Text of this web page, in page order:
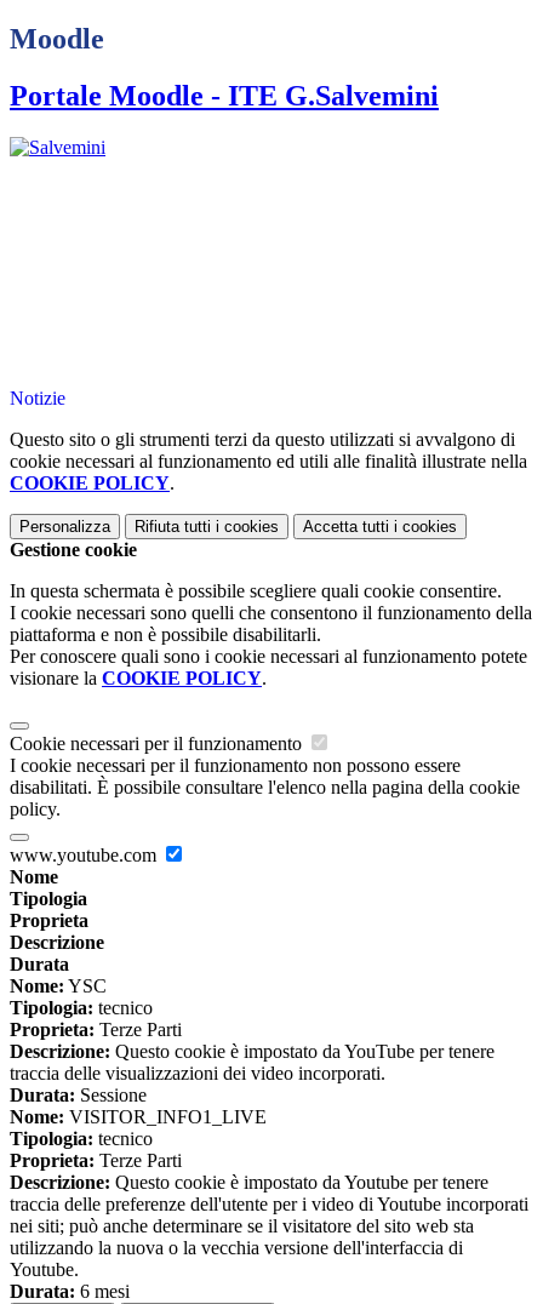
Moodle
Portale Moodle - ITE G.Salvemini
Notizie
Questo sito o gli strumenti terzi da questo utilizzati si avvalgono di
cookie necessari al funzionamento ed utili alle finalità illustrate nella
COOKIE POLICY.
Personalizza Rifiuta tutti i cookies Accetta tutti i cookies
Gestione cookie
In questa schermata è possibile scegliere quali cookie consentire.
I cookie necessari sono quelli che consentono il funzionamento della
piattaforma e non è possibile disabilitarli.
Per conoscere quali sono i cookie necessari al funzionamento potete
visionare la COOKIE POLICY.
Cookie necessari per il funzionamento
I cookie necessari per il funzionamento non possono essere
disabilitati. È possibile consultare l'elenco nella pagina della cookie
policy.
www.youtube.com
Nome
Tipologia
Proprieta
Descrizione
Durata
Nome: YSC
Tipologia: tecnico
Proprieta: Terze Parti
Descrizione: Questo cookie è impostato da YouTube per tenere
traccia delle visualizzazioni dei video incorporati.
Durata: Sessione
Nome: VISITOR_INFO1_LIVE
Tipologia: tecnico
Proprieta: Terze Parti
Descrizione: Questo cookie è impostato da Youtube per tenere
traccia delle preferenze dell'utente per i video di Youtube incorporati
nei siti; può anche determinare se il visitatore del sito web sta
utilizzando la nuova o la vecchia versione dell'interfaccia di
Youtube.
Durata: 6 mesi